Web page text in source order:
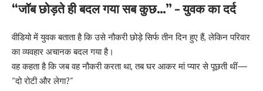
“जॉब छोड़ते ही बदल गया सब कुछ…” – युवक का दर्द
वीडियो में युवक बताता है कि उसे नौकरी छोड़े सिर्फ तीन दिन हुए हैं, लेकिन परिवार
का व्यवहार अचानक बदल गया है।
वह कहता है कि जब वह नौकरी करता था, तब घर आकर मां प्यार से पूछती थीं—
“दो रोटी और लेगा?”